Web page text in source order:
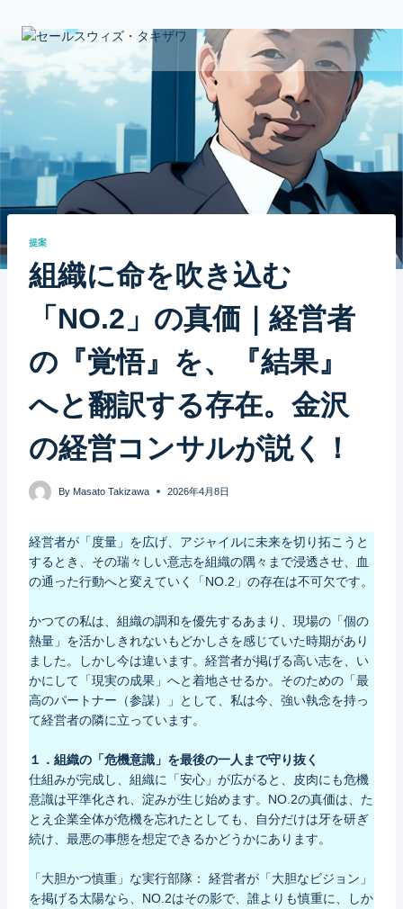
提案
組織に命を吹き込む
「NO.2」の真価｜経営者
の『覚悟』を、『結果』
へと翻訳する存在。金沢
の経営コンサルが説く！
By Masato Takizawa 2026年4月8日
経営者が「度量」を広げ、アジャイルに未来を切り拓こうと
するとき、その瑞々しい意志を組織の隅々まで浸透させ、血
の通った行動へと変えていく「NO.2」の存在は不可欠です。
かつての私は、組織の調和を優先するあまり、現場の「個の
熱量」を活かしきれないもどかしさを感じていた時期があり
ました。しかし今は違います。経営者が掲げる高い志を、い
かにして「現実の成果」へと着地させるか。そのための「最
高のパートナー（参謀）」として、私は今、強い執念を持っ
て経営者の隣に立っています。
１．組織の「危機意識」を最後の一人まで守り抜く
仕組みが完成し、組織に「安心」が広がると、皮肉にも危機
意識は平準化され、淀みが生じ始めます。NO.2の真価は、た
とえ企業全体が危機を忘れたとしても、自分だけは牙を研ぎ
続け、最悪の事態を想定できるかどうかにあります。
「大胆かつ慎重」な実行部隊： 経営者が「大胆なビジョン」
を掲げる太陽なら、NO.2はその影で、誰よりも慎重に、しか